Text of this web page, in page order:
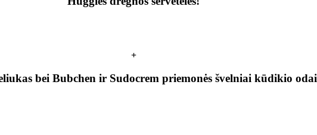
+
bei Bubchen ir Sudocrem priemonės švelniai kūdikio odai